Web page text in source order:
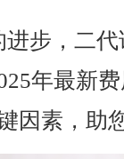
步，二
年最新
因素，助